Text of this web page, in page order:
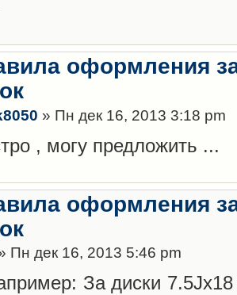
оформления
» Пн дек 16, 2013 3:18 pm
, могу предложить ...
оформления
Пн дек 16, 2013 5:46 pm
За диски